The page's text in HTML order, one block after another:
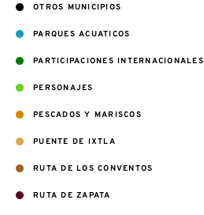
OTROS MUNICIPIOS
PARQUES ACUATICOS
PARTICIPACIONES INTERNACIONALES
PERSONAJES
PESCADOS Y MARISCOS
PUENTE DE IXTLA
RUTA DE LOS CONVENTOS
RUTA DE ZAPATA